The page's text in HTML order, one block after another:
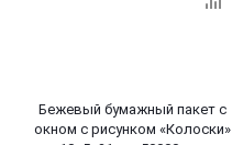
Бежевый бумажный пакет с
окном с рисунком «Колоски»